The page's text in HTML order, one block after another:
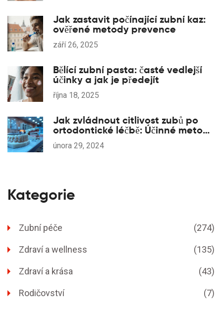
Jak zastavit počínající zubní kaz:
ověřené metody prevence
září 26, 2025
Bělící zubní pasta: časté vedlejší
účinky a jak je předejít
října 18, 2025
Jak zvládnout citlivost zubů po
ortodontické léčbě: Účinné metody
a tipy
února 29, 2024
Kategorie
Zubní péče (274)
Zdraví a wellness (135)
Zdraví a krása (43)
Rodičovství (7)